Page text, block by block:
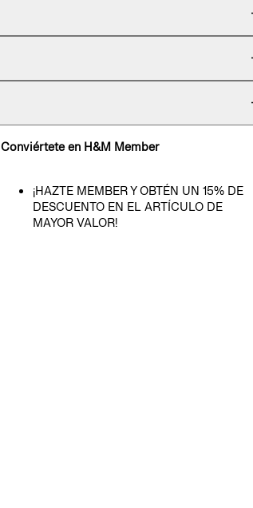
Conviértete en H&M Member
¡HAZTE MEMBER Y OBTÉN UN 15% DE
DESCUENTO EN EL ARTÍCULO DE
MAYOR VALOR!